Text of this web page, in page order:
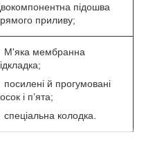
підошва
приливу;
М'яка мембранна
посилені й прогумовані
і п’ята;
спеціальна колодка.